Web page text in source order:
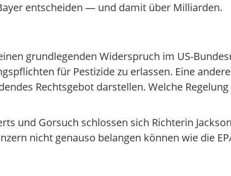
entscheiden — und damit über Milliarden.
grundlegenden Widerspruch im US-
für Pestizide zu erlassen. Eine
Rechtsgebot darstellen. Welche
und Gorsuch schlossen sich Richterin
nicht genauso belangen können wie die